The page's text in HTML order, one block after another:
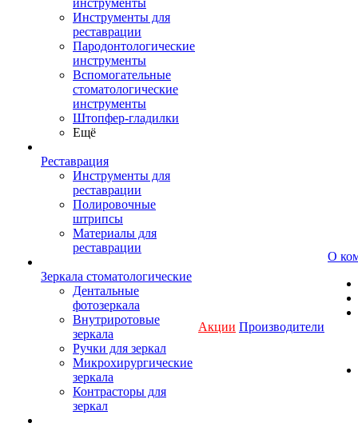
инструменты
Инструменты для
реставрации
Пародонтологические
инструменты
Вспомогательные
стоматологические
инструменты
Штопфер-гладилки
Ещё
Реставрация
Инструменты для
реставрации
Полировочные
штрипсы
Материалы для
реставрации
Зеркала стоматологические
Дентальные
фотозеркала
Внутриротовые
зеркала
Ручки для зеркал
Микрохирургические
зеркала
Контрасторы для
зеркал
Акции Производители
О